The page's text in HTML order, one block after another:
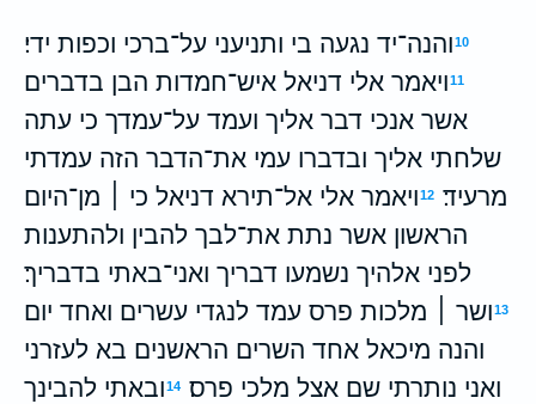
10והנה־יד נגעה בי ותניעני על־ברכי וכפות ידי׃
11ויאמר אלי דניאל איש־חמדות הבן בדברים
אשר אנכי דבר אליך ועמד על־עמדך כי עתה
שלחתי אליך ובדברו עמי את־הדבר הזה עמדתי
מרעיד׃ 12ויאמר אלי אל־תירא דניאל כי ׀ מן־היום
הראשון אשר נתת את־לבך להבין ולהתענות
לפני אלהיך נשמעו דבריך ואני־באתי בדבריך׃
13ושר ׀ מלכות פרס עמד לנגדי עשרים ואחד יום
והנה מיכאל אחד השרים הראשנים בא לעזרני
ואני נותרתי שם אצל מלכי פרס׃ 14ובאתי להבינך